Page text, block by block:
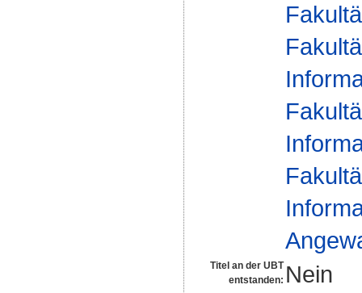
Titel an der UBT
entstanden: Nein